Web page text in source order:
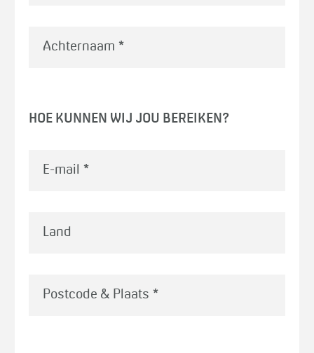
Achternaam *
HOE KUNNEN WIJ JOU BEREIKEN?
E-mail *
Land
Postcode & Plaats *